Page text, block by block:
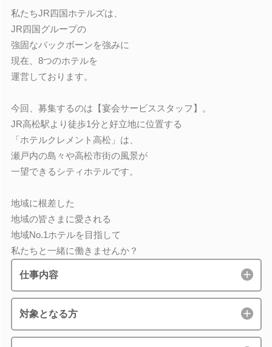
私たちJR四国ホテルズは、
JR四国グループの
強固なバックボーンを強みに
現在、8つのホテルを
運営しております。
今回、募集するのは【宴会サービススタッフ】。
JR高松駅より徒歩1分と好立地に位置する
「ホテルクレメント高松」は、
瀬戸内の島々や高松市街の風景が
一望できるシティホテルです。
地域に根差した
地域の皆さまに愛される
地域No.1ホテルを目指して
私たちと一緒に働きませんか？
仕事内容
対象となる方